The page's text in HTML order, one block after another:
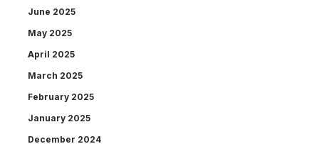
June 2025
May 2025
April 2025
March 2025
February 2025
January 2025
December 2024